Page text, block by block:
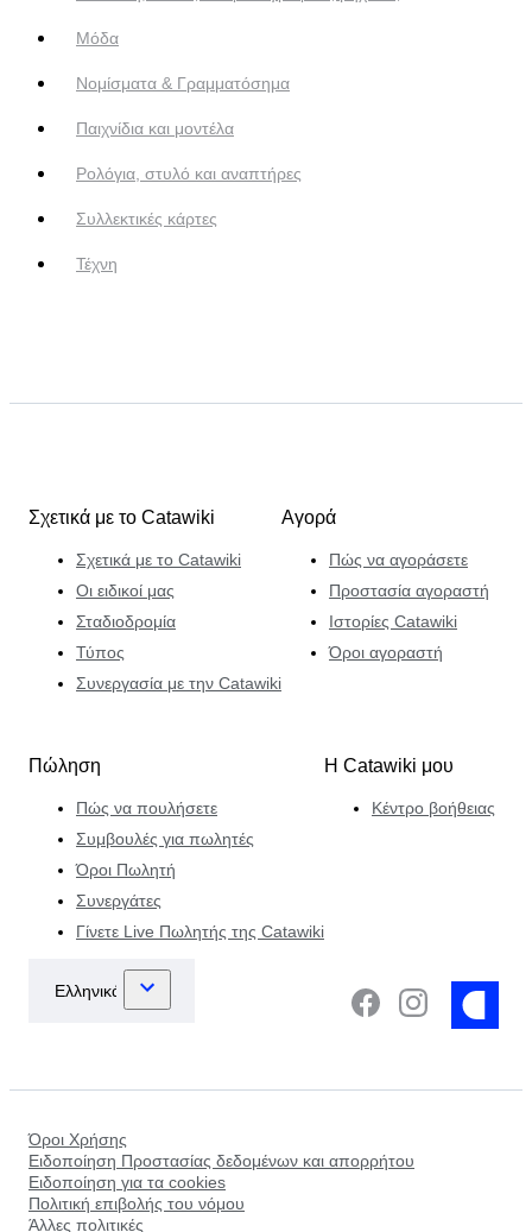
Μόδα
Νομίσματα & Γραμματόσημα
Παιχνίδια και μοντέλα
Ρολόγια, στυλό και αναπτήρες
Συλλεκτικές κάρτες
Τέχνη
Σχετικά με το Catawiki
Σχετικά με το Catawiki
Οι ειδικοί μας
Σταδιοδρομία
Τύπος
Συνεργασία με την Catawiki
Αγορά
Πώς να αγοράσετε
Προστασία αγοραστή
Ιστορίες Catawiki
Όροι αγοραστή
Πώληση
Πώς να πουλήσετε
Συμβουλές για πωλητές
Όροι Πωλητή
Συνεργάτες
Γίνετε Live Πωλητής της Catawiki
Η Catawiki μου
Κέντρο βοήθειας
Όροι Χρήσης
Ειδοποίηση Προστασίας δεδομένων και απορρήτου
Ειδοποίηση για τα cookies
Πολιτική επιβολής του νόμου
Άλλες πολιτικές